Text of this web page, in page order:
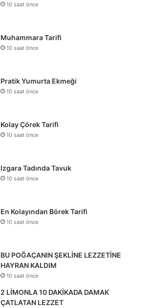
10 saat önce
Muhammara Tarifi
10 saat önce
Pratik Yumurta Ekmeği
10 saat önce
Kolay Çörek Tarifi
10 saat önce
Izgara Tadında Tavuk
10 saat önce
En Kolayından Börek Tarifi
10 saat önce
BU POĞAÇANIN ŞEKLİNE LEZZETİNE
HAYRAN KALDIM
10 saat önce
2 LİMONLA 10 DAKİKADA DAMAK
ÇATLATAN LEZZET